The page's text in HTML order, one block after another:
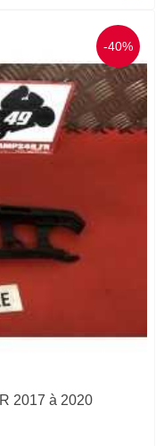
-40%
2017 à 2020